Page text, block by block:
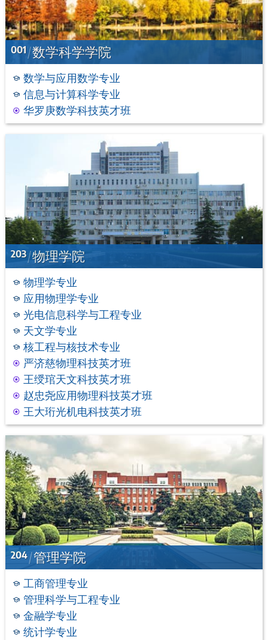
001 数学科学学院
数学与应用数学专业
信息与计算科学专业
华罗庚数学科技英才班
203 物理学院
物理学专业
应用物理学专业
光电信息科学与工程专业
天文学专业
核工程与核技术专业
严济慈物理科技英才班
王绶琯天文科技英才班
赵忠尧应用物理科技英才班
王大珩光机电科技英才班
204 管理学院
工商管理专业
管理科学与工程专业
金融学专业
统计学专业